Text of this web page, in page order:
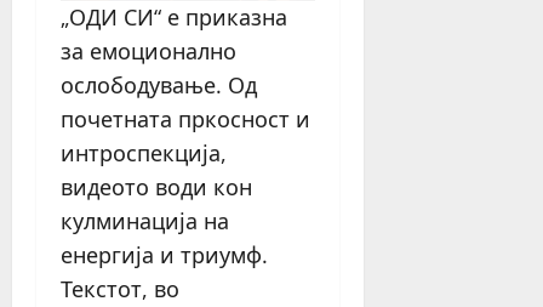
„ОДИ СИ“ е приказна
за емоционално
ослободување. Од
почетната пркосност и
интроспекција,
видеото води кон
кулминација на
енергија и триумф.
Текстот, во